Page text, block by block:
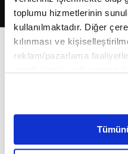
toplumu hizmetlerinin
kullanılmaktadır. Diğer
kılınması ve
reklam/pazarlama
belirleyebilirsiniz.
Ayarlar butonuna
Metnimizi ziyaret
6698 sayılı Kişisel Verilerin